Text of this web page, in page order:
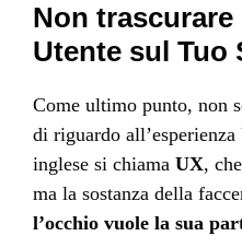
Non trascurare
Utente sul Tuo
Come ultimo punto, non
di riguardo
inglese si chiama UX,
ma la sostanza della
l’occhio vuole la sua